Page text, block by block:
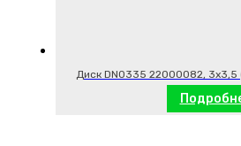
Диск DN0335 22000082, 3х3,5